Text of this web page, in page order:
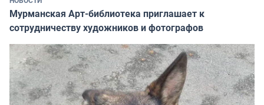
Мурманская Арт-библиотека приглашает к
сотрудничеству художников и фотографов